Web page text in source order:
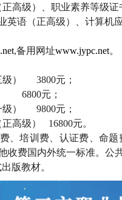
高级）、职业素养等级证
英语（正高级）、计算机
,备用网址www.jypc.net。
） 3800元；
6800元；
） 9800元；
高级） 16800元。
、培训费、认证费、命
收费国内外统一标准。公
版教材。